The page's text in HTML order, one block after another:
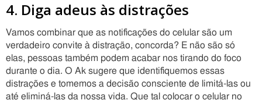
4. Diga adeus às distrações
Vamos combinar que as notificações do celular são um
verdadeiro convite à distração, concorda? E não são só
elas, pessoas também podem acabar nos tirando do foco
durante o dia. O Ak sugere que identifiquemos essas
distrações e tomemos a decisão consciente de limitá-las ou
até eliminá-las da nossa vida. Que tal colocar o celular no